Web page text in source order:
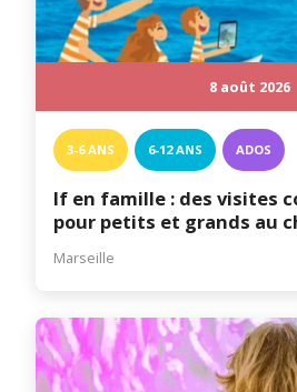
8 août 2026
3-6 ANS 6-12 ANS ADOS
If en famille : des visites
pour petits et grands au
Marseille